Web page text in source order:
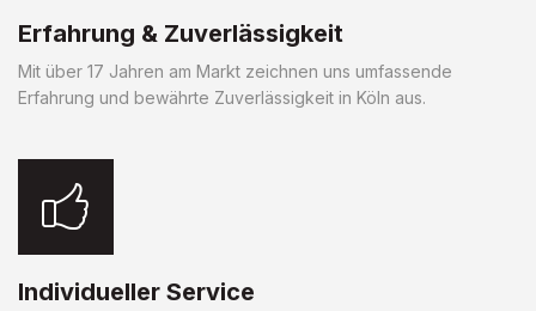
Erfahrung & Zuverlässigkeit
Mit über 17 Jahren am Markt zeichnen uns umfassende
Erfahrung und bewährte Zuverlässigkeit in Köln aus.
Individueller Service